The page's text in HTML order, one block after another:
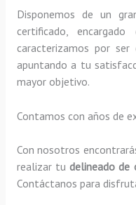
Disponemos de un
certificado,
caracterizamos por ser
apuntando a tu
mayor objetivo.
Contamos con años de
Con nosotros
realizar tudelineado de
Contáctanos para